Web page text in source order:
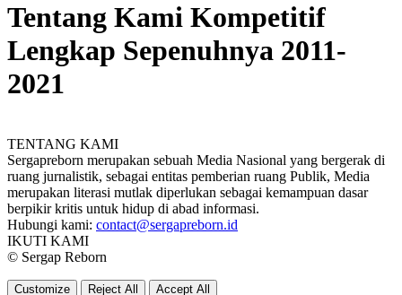
Tentang Kami Kompetitif
Lengkap Sepenuhnya 2011-
2021
TENTANG KAMI
Sergapreborn merupakan sebuah Media Nasional yang bergerak di
ruang jurnalistik, sebagai entitas pemberian ruang Publik, Media
merupakan literasi mutlak diperlukan sebagai kemampuan dasar
berpikir kritis untuk hidup di abad informasi.
Hubungi kami: contact@sergapreborn.id
IKUTI KAMI
© Sergap Reborn
Customize Reject All Accept All